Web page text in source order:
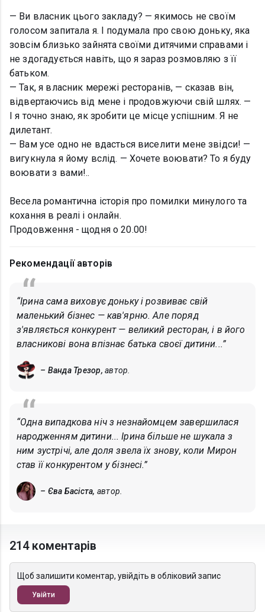
— Ви власник цього закладу? — якимось не своїм
голосом запитала я. І подумала про свою доньку, яка
зовсім близько зайнята своїми дитячими справами і
не здогадується навіть, що я зараз розмовляю з її
батьком.
— Так, я власник мережі ресторанів, — сказав він,
відвертаючись від мене і продовжуючи свій шлях. —
І я точно знаю, як зробити це місце успішним. Я не
дилетант.
— Вам усе одно не вдасться виселити мене звідси! —
вигукнула я йому вслід. — Хочете воювати? То я буду
воювати з вами!..
Весела романтична історія про помилки минулого та
кохання в реалі і онлайн.
Продовження - щодня о 20.00!
Рекомендації авторів
“Ірина сама виховує доньку і розвиває свій
маленький бізнес — кав'ярню. Але поряд
з'являється конкурент — великий ресторан, і в його
власникові вона впізнає батька своєї дитини...”
– Ванда Трезор, автор.
“Одна випадкова ніч з незнайомцем завершилася
народженням дитини... Ірина більше не шукала з
ним зустрічі, але доля звела їх знову, коли Мирон
став її конкурентом у бізнесі.”
– Єва Басіста, автор.
214 коментарів
Щоб залишити коментар, увійдіть в обліковий запис
Увійти